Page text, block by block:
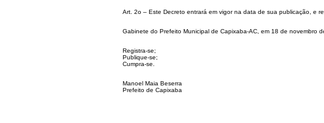
Art. 2o – Este Decreto entrará em vigor na data de sua publicação, e
Gabinete do Prefeito Municipal de Capixaba-AC, em 18 de novembro
Registra-se;
Publique-se;
Cumpra-se.
Manoel Maia Beserra
Prefeito de Capixaba